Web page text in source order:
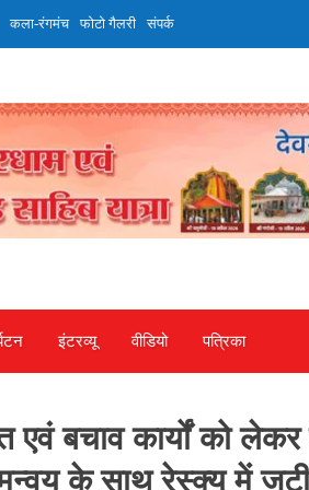
कला-रंगमंच फोटो गैलरी संपर्क
इंटरव्‍यू वीडियो पत्रिका
एवं बचाव कार्यों को
के साथ रेस्क्यू में